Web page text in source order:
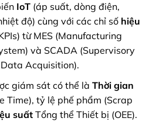
IoT(áp suất, dòng điện,
độ) cùng với các chỉ số hiệu
từ MES (Manufacturing
và SCADA (Supervisory
Acquisition).
giám sát có thể là Thời gian
Time), tỷ lệ phế phẩm (Scrap
suấtTổng thể Thiết bị (OEE).